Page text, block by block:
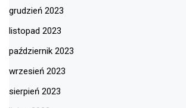
grudzień 2023
listopad 2023
październik 2023
wrzesień 2023
sierpień 2023